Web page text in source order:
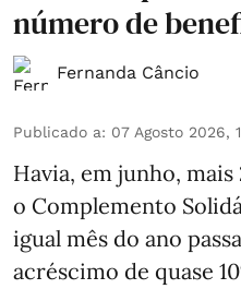
número de
Fernanda Câncio
Publicado a: 07 Agosto 2026,
Havia, em junho,
o Complemento
igual mês do ano
acréscimo de quase